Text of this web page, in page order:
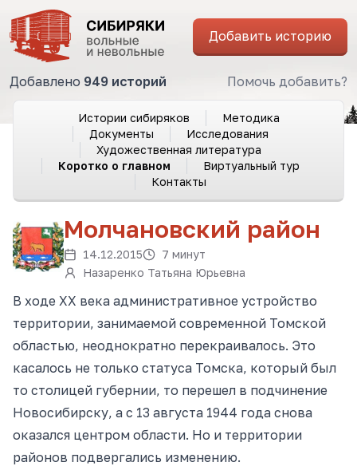
Добавить историю
Добавлено 949 историй Помочь добавить?
Истории сибиряков
Методика
Документы
Исследования
Художественная литература
Коротко о главном
Виртуальный тур
Контакты
Молчановский район
14.12.2015
7 минут
Назаренко Татьяна Юрьевна
В ходе XX века административное устройство
территории, занимаемой современной Томской
областью, неоднократно перекраивалось. Это
касалось не только статуса Томска, который был
то столицей губернии, то перешел в подчинение
Новосибирску, а с 13 августа 1944 года снова
оказался центром области. Но и территории
районов подвергались изменению.